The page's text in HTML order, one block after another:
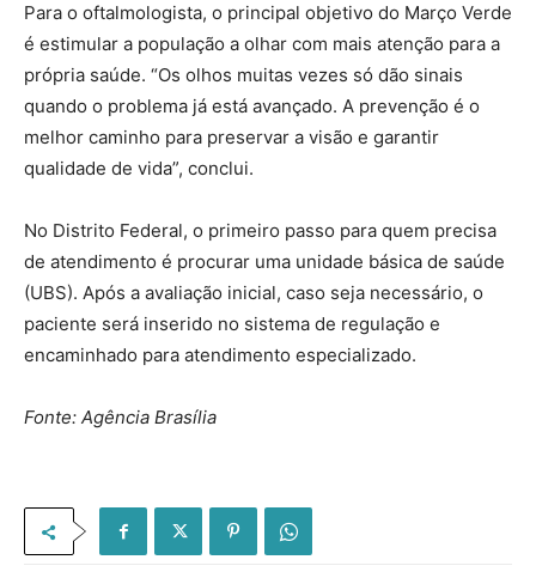
Para o oftalmologista, o principal objetivo do Março Verde
é estimular a população a olhar com mais atenção para a
própria saúde. “Os olhos muitas vezes só dão sinais
quando o problema já está avançado. A prevenção é o
melhor caminho para preservar a visão e garantir
qualidade de vida”, conclui.
No Distrito Federal, o primeiro passo para quem precisa
de atendimento é procurar uma unidade básica de saúde
(UBS). Após a avaliação inicial, caso seja necessário, o
paciente será inserido no sistema de regulação e
encaminhado para atendimento especializado.
Fonte: Agência Brasília